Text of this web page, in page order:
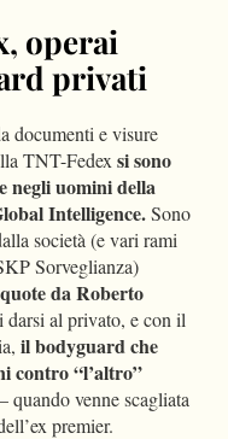
operai
privati
documenti e visure
TNT-Fedex si sono
negli uomini della
Intelligence.Sono
società (e vari rami
Sorveglianza)
da Roberto
al privato, e con il
il bodyguard che
contro “l’altro”
quando venne scagliata
premier.